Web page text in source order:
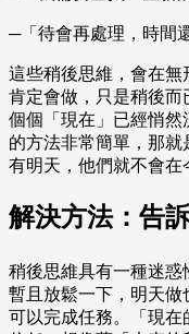
─「待會再處理，時間
這些稍後思維，會在無
肯定會做，只是稍後
個個「現在」已經悄
的方法非常簡單，那
有明天，他們就不會在
解決方法：告
稍後思維具有一種迷
暫且放鬆一下，明天
可以完成任務。「現